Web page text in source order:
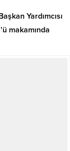
Yardımcısı
makamında